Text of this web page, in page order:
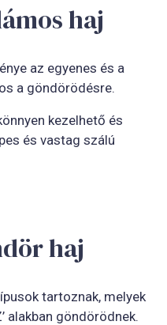
haj
az egyenes és a
a göndörödésre.
kezelhető és
és vastag szálú
haj
tartoznak, melyek
alakban göndörödnek.